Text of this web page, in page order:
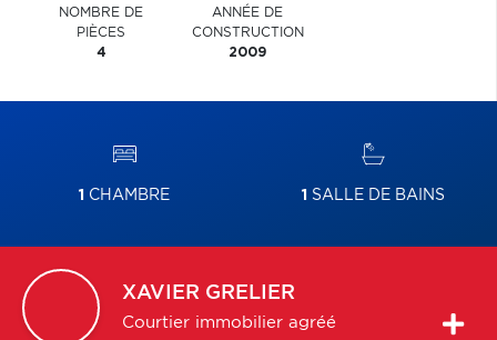
NOMBRE DE
PIÈCES
4
ANNÉE DE
CONSTRUCTION
2009
1 CHAMBRE 1 SALLE DE BAINS
XAVIER GRELIER
Courtier immobilier agréé